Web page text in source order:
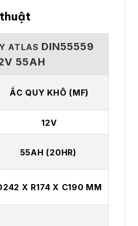
ATLAS DIN55559
55AH
ẮC QUY KHÔ (MF)
12V
55AH (20HR)
X R174 X C190 MM